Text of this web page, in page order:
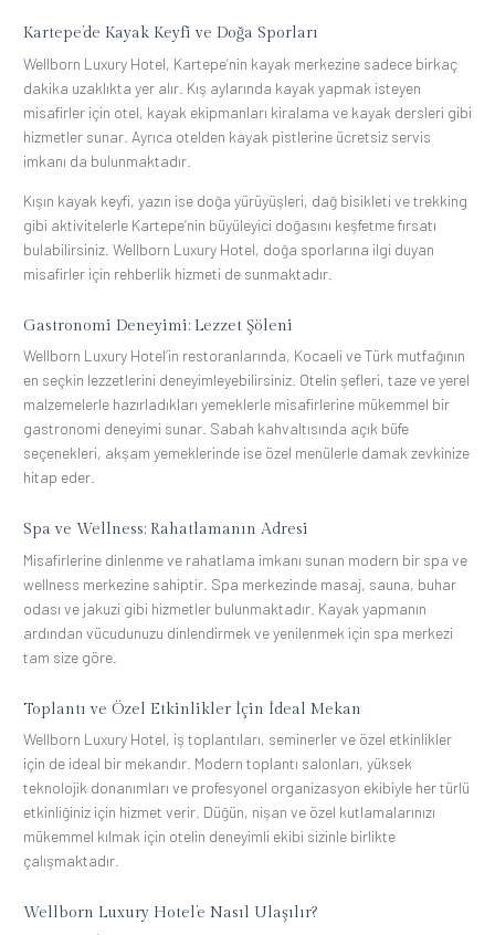
Kartepe’de Kayak Keyfi ve Doğa Sporları
Wellborn Luxury Hotel, Kartepe’nin kayak merkezine sadece birkaç
dakika uzaklıkta yer alır. Kış aylarında kayak yapmak isteyen
misafirler için otel, kayak ekipmanları kiralama ve kayak dersleri gibi
hizmetler sunar. Ayrıca otelden kayak pistlerine ücretsiz servis
imkanı da bulunmaktadır.
Kışın kayak keyfi, yazın ise doğa yürüyüşleri, dağ bisikleti ve trekking
gibi aktivitelerle Kartepe’nin büyüleyici doğasını keşfetme fırsatı
bulabilirsiniz. Wellborn Luxury Hotel, doğa sporlarına ilgi duyan
misafirler için rehberlik hizmeti de sunmaktadır.
Gastronomi Deneyimi: Lezzet Şöleni
Wellborn Luxury Hotel’in restoranlarında, Kocaeli ve Türk mutfağının
en seçkin lezzetlerini deneyimleyebilirsiniz. Otelin şefleri, taze ve yerel
malzemelerle hazırladıkları yemeklerle misafirlerine mükemmel bir
gastronomi deneyimi sunar. Sabah kahvaltısında açık büfe
seçenekleri, akşam yemeklerinde ise özel menülerle damak zevkinize
hitap eder.
Spa ve Wellness: Rahatlamanın Adresi
Misafirlerine dinlenme ve rahatlama imkanı sunan modern bir spa ve
wellness merkezine sahiptir. Spa merkezinde masaj, sauna, buhar
odası ve jakuzi gibi hizmetler bulunmaktadır. Kayak yapmanın
ardından vücudunuzu dinlendirmek ve yenilenmek için spa merkezi
tam size göre.
Toplantı ve Özel Etkinlikler İçin İdeal Mekan
Wellborn Luxury Hotel, iş toplantıları, seminerler ve özel etkinlikler
için de ideal bir mekandır. Modern toplantı salonları, yüksek
teknolojik donanımları ve profesyonel organizasyon ekibiyle her türlü
etkinliğiniz için hizmet verir. Düğün, nişan ve özel kutlamalarınızı
mükemmel kılmak için otelin deneyimli ekibi sizinle birlikte
çalışmaktadır.
Wellborn Luxury Hotel’e Nasıl Ulaşılır?